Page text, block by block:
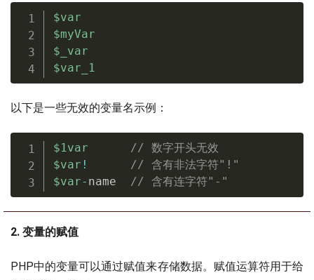
$var
$myVar
$_var
$var_1
以下是一些无效的变量名示例：
$1var
// 数字开头无效
$var !
// 含有非法字符"!"
$var- name // 含有连字符"-"
2. 变量的赋值
PHP中的变量可以通过赋值来存储数据。赋值运算符用于给